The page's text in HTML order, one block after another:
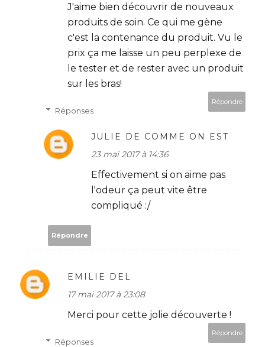
J'aime bien découvrir de nouveaux
produits de soin. Ce qui me gène
c'est la contenance du produit. Vu le
prix ça me laisse un peu perplexe de
le tester et de rester avec un produit
sur les bras!
Répondre
Réponses
JULIE DE COMME ON EST
23 mai 2017 à 14:36
Effectivement si on aime pas
l'odeur ça peut vite être
compliqué :/
Répondre
EMILIE DEL
17 mai 2017 à 23:08
Merci pour cette jolie découverte !
Répondre
Réponses